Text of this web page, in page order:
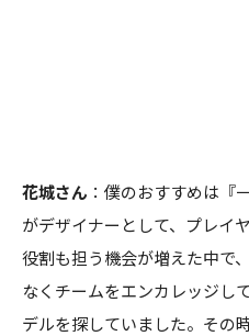
花城さん ：僕のおすすめは『
がデザイナーとして、プレイ
役割も担う機会が増えた中で
なくチームをエンカレッジし
デルを探していました。その